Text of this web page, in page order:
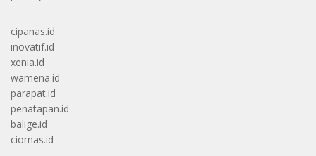
cipanas.id
inovatif.id
xenia.id
wamena.id
parapat.id
penatapan.id
balige.id
ciomas.id